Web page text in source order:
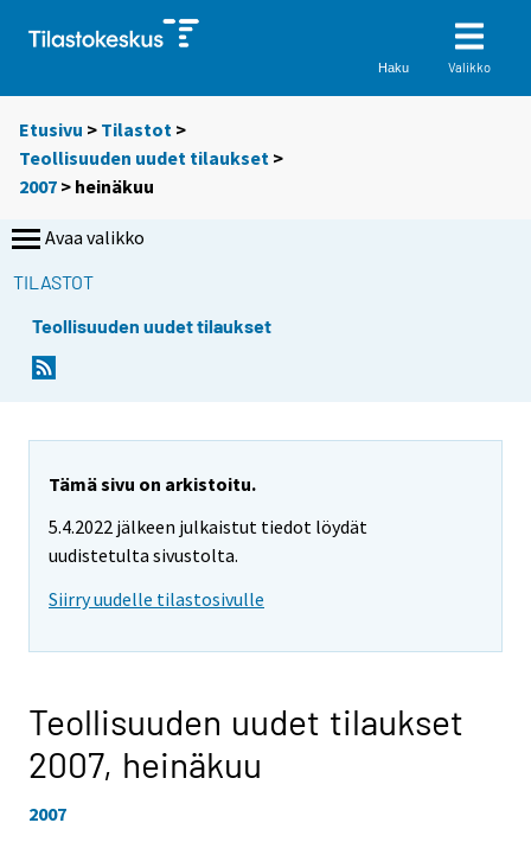
Haku Valikko
Etusivu > Tilastot >
Teollisuuden uudet tilaukset >
2007 > heinäkuu
Avaa valikko
TILASTOT
Teollisuuden uudet tilaukset
Tämä sivu on arkistoitu.
5.4.2022 jälkeen julkaistut tiedot löydät
uudistetulta sivustolta.
Siirry uudelle tilastosivulle
Teollisuuden uudet tilaukset
2007, heinäkuu
2007